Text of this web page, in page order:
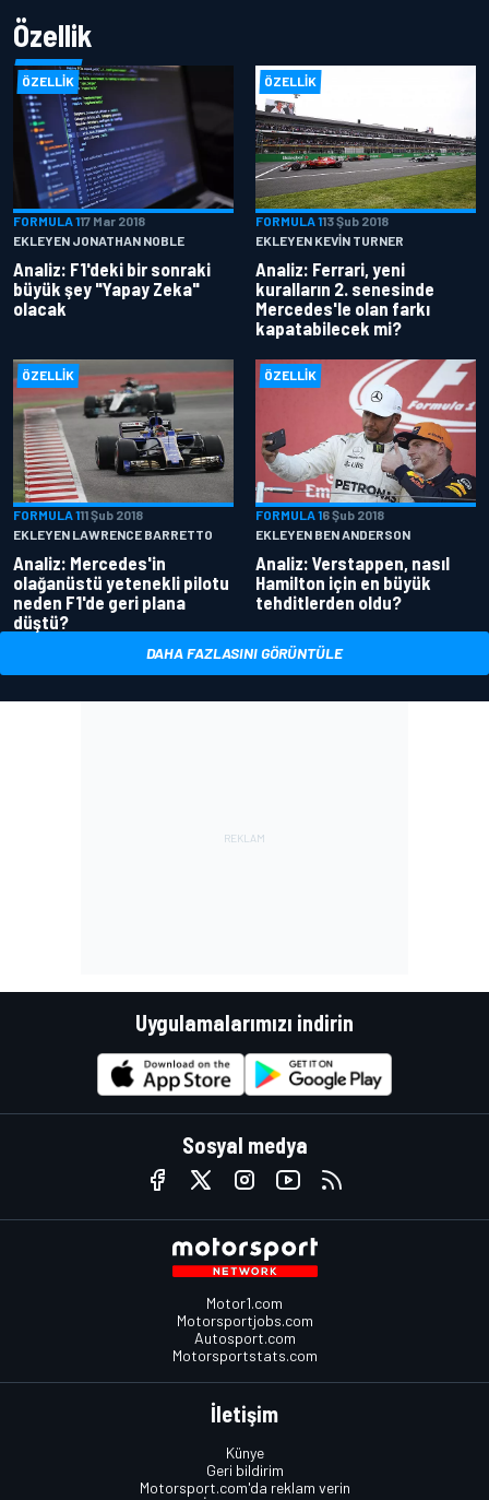
Özellik
ÖZELLIK
FORMULA 117 Mar 2018
EKLEYEN JONATHAN NOBLE
Analiz: F1'deki bir sonraki
büyük şey "Yapay Zeka"
olacak
ÖZELLIK
FORMULA 113 Şub 2018
EKLEYEN KEVIN TURNER
Analiz: Ferrari, yeni
kuralların 2. senesinde
Mercedes'le olan farkı
kapatabilecek mi?
ÖZELLIK
FORMULA 111 Şub 2018
EKLEYEN LAWRENCE BARRETTO
Analiz: Mercedes'in
olağanüstü yetenekli pilotu
neden F1'de geri plana
düştü?
ÖZELLIK
FORMULA 16 Şub 2018
EKLEYEN BEN ANDERSON
Analiz: Verstappen, nasıl
Hamilton için en büyük
tehditlerden oldu?
DAHA FAZLASINI GÖRÜNTÜLE
Uygulamalarımızı indirin
Sosyal medya
Motor1.com
Motorsportjobs.com
Autosport.com
Motorsportstats.com
İletişim
Künye
Geri bildirim
Motorsport.com'da reklam verin